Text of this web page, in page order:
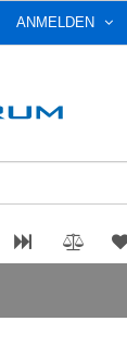
ANMELDEN